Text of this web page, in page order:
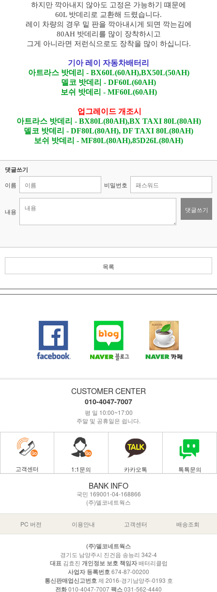
하지만 깍아내지 않아도 고정은 가능하기 떄문에
60L 밧데리로 교환해 드렸습니다.
레이 차량의 경우 밑 판을 깍아내시게 되면 깍는김에
80AH 밧데리를 많이 장착하시고
그게 아니라면 저런식으로도 장착을 많이 하십니다.
기아 레이 자동차배터리
아트라스 밧데리 - BX60L(60AH),BX50L(50AH)
델코 밧데리 - DF60L(60AH)
보쉬 밧데리 - MF60L(60AH)
업그레이드 개조시
아트라스 밧데리 - BX80L(80AH),BX TAXI 80L(80AH)
델코 밧데리 - DF80L(80AH), DF TAXI 80L(80AH)
보쉬 밧데리 - MF80L(80AH),85D26L(80AH)
댓글쓰기
이름 비밀번호
내용 댓글쓰기
목록
CUSTOMER CENTER
010-4047-7007
평 일 10:00~17:00
주말 및 공휴일은 쉽니다.
고객센터 1:1문의 카카오톡 톡톡문의
BANK INFO
국민 169001-04-168866
(주)델코네트웍스
PC 버전 이용안내 고객센터 배송조회
(주)델코네트웍스
경기도 남양주시 진건읍 송능리 342-4
대표 김효진 개인정보 보호 책임자배터리클럽
사업자 등록번호674-87-00200
통신판매업신고번호 제 2016-경기남양주-0193 호
전화010-4047-7007팩스031-562-4440